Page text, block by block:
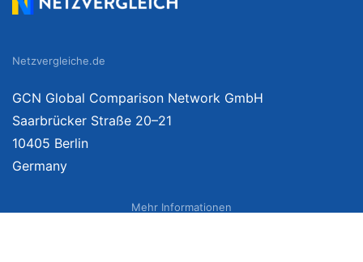
Netzvergleiche.de
GCN Global Comparison Network GmbH
Saarbrücker Straße 20–21
10405 Berlin
Germany
Mehr Informationen